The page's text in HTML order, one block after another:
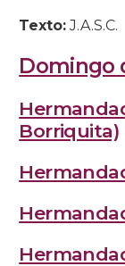
Texto:J.A.S.C.
Domingo
Borriquita)